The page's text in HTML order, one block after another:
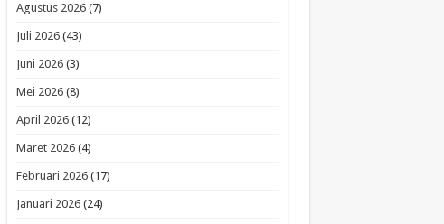
Agustus 2026(7)
Juli 2026(43)
Juni 2026(3)
Mei 2026(8)
April 2026(12)
Maret 2026(4)
Februari 2026(17)
Januari 2026(24)